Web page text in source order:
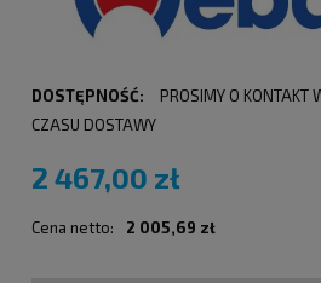
DOSTĘPNOŚĆ:
PROSIMY O KONTAKT
CZASU DOSTAWY
2 467,00 zł
Cena netto: 2 005,69 zł